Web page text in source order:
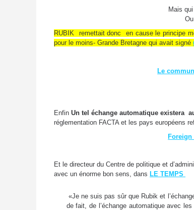
Mais
RUBIK remettait donc en cause le principe
pour le moins- Grande Bretagne qui avait signé
Le
Enfin Un tel échange automatique existera
réglementation FACTA et les pays européens
Foreign
Et le directeur du Centre de politique et
avec un énorme bon sens, dans LE TEMPS
«Je ne suis pas sûr que Rubik et
de fait, de l’échange automatique avec